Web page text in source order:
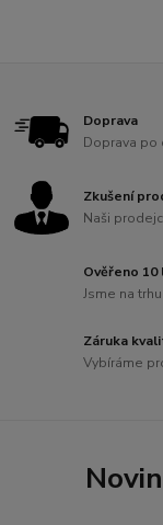
Doprava
Doprava po
Zkušení
Naši
Ověřeno
Jsme na
Záruka
Vybíráme